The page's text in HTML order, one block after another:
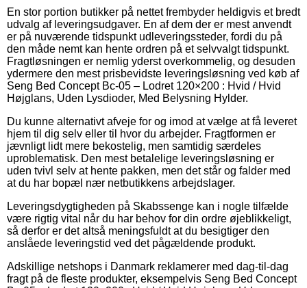
En stor portion butikker på nettet frembyder heldigvis et bredt
udvalg af leveringsudgaver. En af dem der er mest anvendt
er på nuværende tidspunkt udleveringssteder, fordi du på
den måde nemt kan hente ordren på et selvvalgt tidspunkt.
Fragtløsningen er nemlig yderst overkommelig, og desuden
ydermere den mest prisbevidste leveringsløsning ved køb af
Seng Bed Concept Bc-05 – Lodret 120×200 : Hvid / Hvid
Højglans, Uden Lysdioder, Med Belysning Hylder.
Du kunne alternativt afveje for og imod at vælge at få leveret
hjem til dig selv eller til hvor du arbejder. Fragtformen er
jævnligt lidt mere bekostelig, men samtidig særdeles
uproblematisk. Den mest betalelige leveringsløsning er
uden tvivl selv at hente pakken, men det står og falder med
at du har bopæl nær netbutikkens arbejdslager.
Leveringsdygtigheden på Skabssenge kan i nogle tilfælde
være rigtig vital når du har behov for din ordre øjeblikkeligt,
så derfor er det altså meningsfuldt at du besigtiger den
anslåede leveringstid ved det pågældende produkt.
Adskillige netshops i Danmark reklamerer med dag-til-dag
fragt på de fleste produkter, eksempelvis Seng Bed Concept